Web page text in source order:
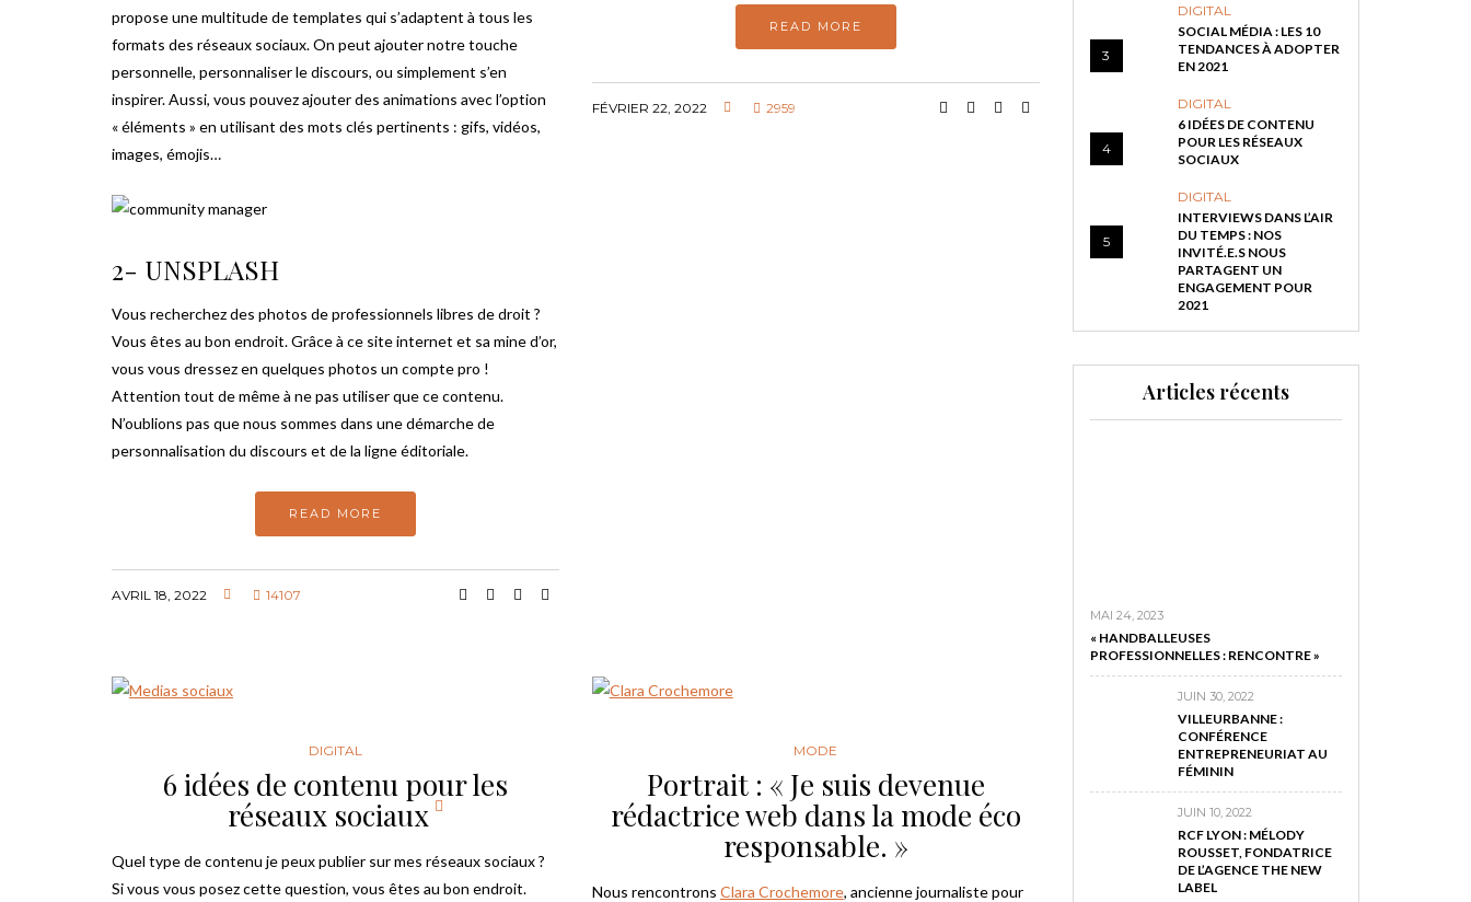
propose une multitude de templates qui s’adaptent à tous les
formats des réseaux sociaux. On peut ajouter notre touche
personnelle, personnaliser le discours, ou simplement s’en
inspirer. Aussi, vous pouvez ajouter des animations avec l’option
« éléments » en utilisant des mots clés pertinents : gifs, vidéos,
images, émojis…
2- UNSPLASH
Vous recherchez des photos de professionnels libres de droit ?
Vous êtes au bon endroit. Grâce à ce site internet et sa mine d’or,
vous vous dressez en quelques photos un compte pro !
Attention tout de même à ne pas utiliser que ce contenu.
N’oublions pas que nous sommes dans une démarche de
personnalisation du discours et de la ligne éditoriale.
READ MORE
AVRIL 18, 2022 14107
READ MORE
FÉVRIER 22, 2022 2959
DIGITAL
6 idées de contenu pour les
réseaux sociaux
Quel type de contenu je peux publier sur mes réseaux sociaux ?
Si vous vous posez cette question, vous êtes au bon endroit.
MODE
Portrait : « Je suis devenue
rédactrice web dans la mode éco
responsable. »
Nous rencontrons Clara Crochemore, ancienne journaliste pour
3
DIGITAL
SOCIAL MÉDIA : LES 10
TENDANCES À ADOPTER
EN 2021
4
DIGITAL
6 IDÉES DE CONTENU
POUR LES RÉSEAUX
SOCIAUX
5
DIGITAL
INTERVIEWS DANS L’AIR
DU TEMPS : NOS
INVITÉ.E.S NOUS
PARTAGENT UN
ENGAGEMENT POUR
2021
Articles récents
MAI 24, 2023
« HANDBALLEUSES
PROFESSIONNELLES : RENCONTRE »
JUIN 30, 2022
VILLEURBANNE :
CONFÉRENCE
ENTREPRENEURIAT AU
FÉMININ
JUIN 10, 2022
RCF LYON : MÉLODY
ROUSSET, FONDATRICE
DE L’AGENCE THE NEW
LABEL